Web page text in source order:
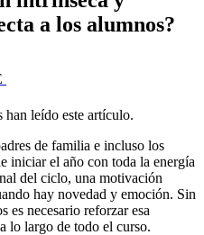
a los alumnos?
leído este artículo.
de familia e incluso los
iniciar el año con toda la energía
del ciclo, una motivación
hay novedad y emoción. Sin
es necesario reforzar esa
lo largo de todo el curso.